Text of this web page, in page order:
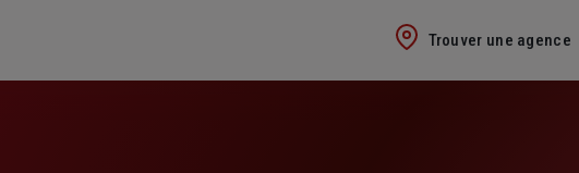
Trouver une agence